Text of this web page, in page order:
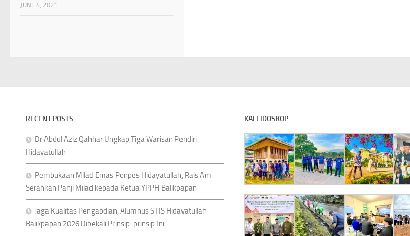
JUNE 4, 2021
RECENT POSTS
Dr Abdul Aziz Qahhar Ungkap Tiga Warisan Pendiri
Hidayatullah
Pembukaan Milad Emas Ponpes Hidayatullah, Rais Am
Serahkan Panji Milad kepada Ketua YPPH Balikpapan
Jaga Kualitas Pengabdian, Alumnus STIS Hidayatullah
Balikpapan 2026 Dibekali Prinsip-prinsip Ini
KALEIDOSKOP